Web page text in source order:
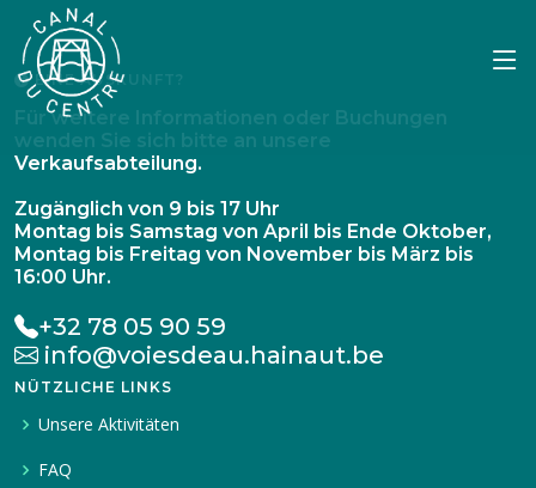
EINE AUSKUNFT?
Für weitere Informationen oder Buchungen
wenden Sie sich bitte an unsere
Verkaufsabteilung.
Zugänglich von 9 bis 17 Uhr
Montag bis Samstag von April bis Ende Oktober,
Montag bis Freitag von November bis März bis
16:00 Uhr.
+32 78 05 90 59
info@voiesdeau.hainaut.be
NÜTZLICHE LINKS
Unsere Aktivitäten
FAQ